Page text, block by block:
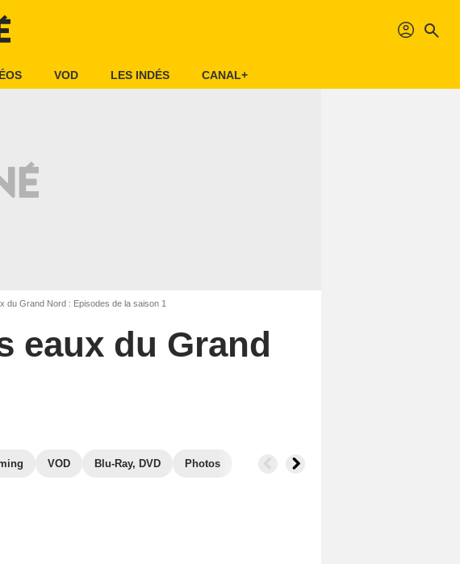
profil search
VOD LES INDÉS CANAL+
du Grand Nord : Episodes de la saison 1
eaux du Grand
VOD Blu-Ray, DVD Photos